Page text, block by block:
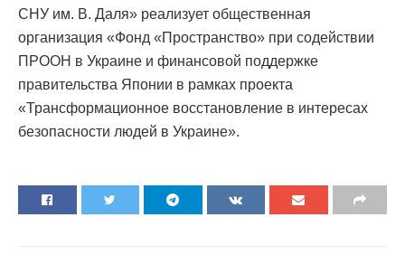
СНУ им. В. Даля» реализует общественная
организация «Фонд «Пространство» при содействии
ПРООН в Украине и финансовой поддержке
правительства Японии в рамках проекта
«Трансформационное восстановление в интересах
безопасности людей в Украине».